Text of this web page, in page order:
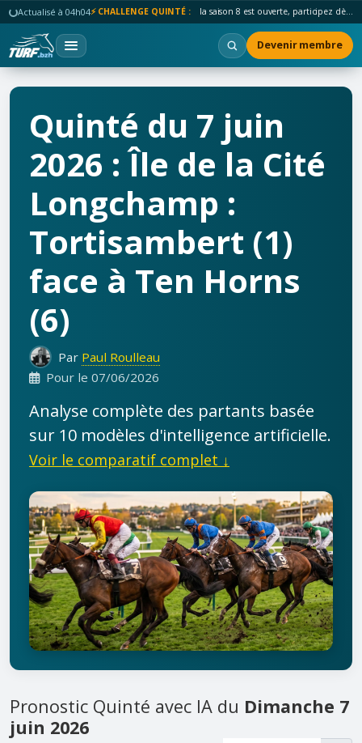
Actualisé à 04h04🏛️ NOUVEAU : le palmarès de tous les temps du Challenge est en ligne.
Devenir membre
Quinté du 7 juin
2026 : Île de la Cité
Longchamp :
Tortisambert (1)
face à Ten Horns
(6)
Par Paul Roulleau
Pour le 07/06/2026
Analyse complète des partants basée
sur 10 modèles d'intelligence artificielle.
Voir le comparatif complet ↓
Pronostic Quinté avec IA du Dimanche 7
juin 2026